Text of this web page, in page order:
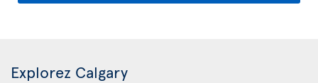
Explorez Calgary